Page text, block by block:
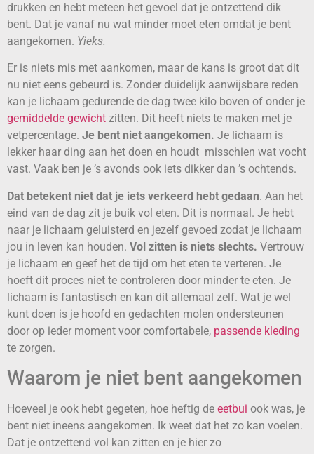
drukken en hebt meteen het gevoel dat je ontzettend dik
bent. Dat je vanaf nu wat minder moet eten omdat je bent
aangekomen. Yieks.
Er is niets mis met aankomen, maar de kans is groot dat dit
nu niet eens gebeurd is. Zonder duidelijk aanwijsbare reden
kan je lichaam gedurende de dag twee kilo boven of onder je
gemiddelde gewicht zitten. Dit heeft niets te maken met je
vetpercentage. Je bent niet aangekomen. Je lichaam is
lekker haar ding aan het doen en houdt misschien wat vocht
vast. Vaak ben je ’s avonds ook iets dikker dan ’s ochtends.
Dat betekent niet dat je iets verkeerd hebt gedaan. Aan het
eind van de dag zit je buik vol eten. Dit is normaal. Je hebt
naar je lichaam geluisterd en jezelf gevoed zodat je lichaam
jou in leven kan houden. Vol zitten is niets slechts. Vertrouw
je lichaam en geef het de tijd om het eten te verteren. Je
hoeft dit proces niet te controleren door minder te eten. Je
lichaam is fantastisch en kan dit allemaal zelf. Wat je wel
kunt doen is je hoofd en gedachten molen ondersteunen
door op ieder moment voor comfortabele, passende kleding
te zorgen.
Waarom je niet bent aangekomen
Hoeveel je ook hebt gegeten, hoe heftig de eetbui ook was, je
bent niet ineens aangekomen. Ik weet dat het zo kan voelen.
Dat je ontzettend vol kan zitten en je hier zo